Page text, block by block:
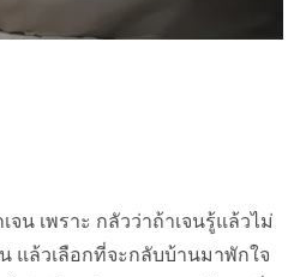
น เพราะ กลัวว่าถ้าเจนรู้แล้วไม่
แล้วเลือกที่จะกลับบ้านมาพักใจ